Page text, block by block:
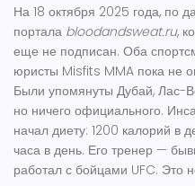
На 18 октября 2025 года, по
портала bloodandsweat.ru,
еще не подписан. Оба
юристы Misfits MMA пока не
Были упомянуты Дубай, Лас-
но ничего официального.
начал диету: 1200 калорий в
часа в день. Его тренер —
работал с бойцами UFC. Это